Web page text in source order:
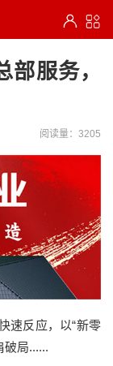
服务，
阅读量：3205
速反应，以“新零
破局......